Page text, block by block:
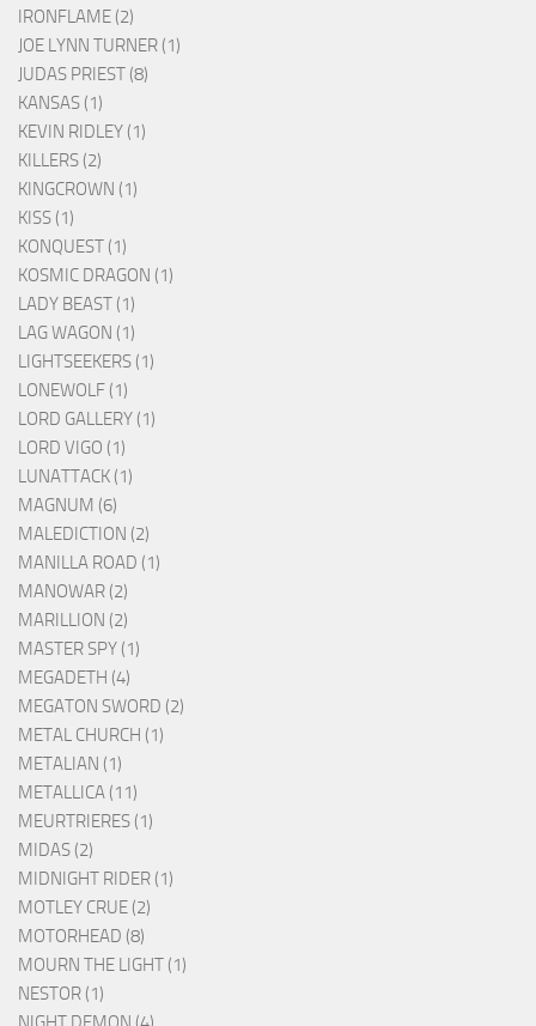
IRONFLAME (2)
JOE LYNN TURNER (1)
JUDAS PRIEST (8)
KANSAS (1)
KEVIN RIDLEY (1)
KILLERS (2)
KINGCROWN (1)
KISS (1)
KONQUEST (1)
KOSMIC DRAGON (1)
LADY BEAST (1)
LAG WAGON (1)
LIGHTSEEKERS (1)
LONEWOLF (1)
LORD GALLERY (1)
LORD VIGO (1)
LUNATTACK (1)
MAGNUM (6)
MALEDICTION (2)
MANILLA ROAD (1)
MANOWAR (2)
MARILLION (2)
MASTER SPY (1)
MEGADETH (4)
MEGATON SWORD (2)
METAL CHURCH (1)
METALIAN (1)
METALLICA (11)
MEURTRIERES (1)
MIDAS (2)
MIDNIGHT RIDER (1)
MOTLEY CRUE (2)
MOTORHEAD (8)
MOURN THE LIGHT (1)
NESTOR (1)